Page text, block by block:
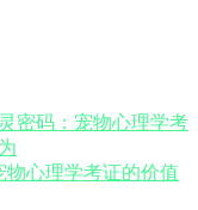
心理学考证的价值